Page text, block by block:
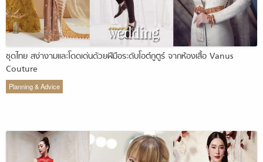
ชุดไทย สง่างามและโดดเด่นด้วยฝีมือระดับโอต์กูตูร์ จากห้องเสื้อ Vanus
Couture
Planning & Advice